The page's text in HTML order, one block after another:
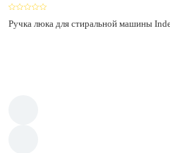
Ручка люка для стиральной машины